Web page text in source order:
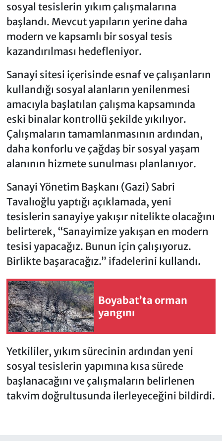
sosyal tesislerin yıkım çalışmalarına
başlandı. Mevcut yapıların yerine daha
modern ve kapsamlı bir sosyal tesis
kazandırılması hedefleniyor.
Sanayi sitesi içerisinde esnaf ve çalışanların
kullandığı sosyal alanların yenilenmesi
amacıyla başlatılan çalışma kapsamında
eski binalar kontrollü şekilde yıkılıyor.
Çalışmaların tamamlanmasının ardından,
daha konforlu ve çağdaş bir sosyal yaşam
alanının hizmete sunulması planlanıyor.
Sanayi Yönetim Başkanı (Gazi) Sabri
Tavalıoğlu yaptığı açıklamada, yeni
tesislerin sanayiye yakışır nitelikte olacağını
belirterek, “Sanayimize yakışan en modern
tesisi yapacağız. Bunun için çalışıyoruz.
Birlikte başaracağız.” ifadelerini kullandı.
Boyabat’ta orman
yangını
Yetkililer, yıkım sürecinin ardından yeni
sosyal tesislerin yapımına kısa sürede
başlanacağını ve çalışmaların belirlenen
takvim doğrultusunda ilerleyeceğini bildirdi.